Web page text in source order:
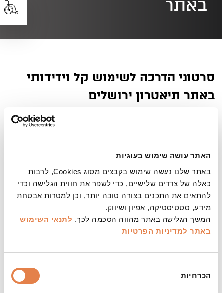
האתר עושה שימוש בעוגיות
באתר שלנו נעשה שימוש בקבצים מסוג Cookies, לרבות
כאלה של צדדים שלישיים, כדי לשפר את חווית הגלישה וכדי
להתאים את התכנים בצורה טובה יותר, וכן למטרות אבטחת
מידע, סטטיסטיקה, אפיון ושיווק.
המשך הגלישה באתר מהווה הסכמה לכך. לתנאי השימוש
באתר למדיניות הפרטיות
הסכמה
הכרחיות
באתר
סרטוני הדרכה לשימוש קל וידידותי
באתר תיאטרון ירושלים
2. הזמנת כרטיסים למנויים מהמחשב: